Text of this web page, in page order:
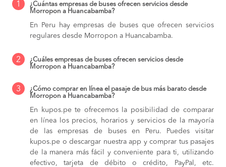
1
¿Cuántas empresas de buses ofrecen servicios desde
Morropon a Huancabamba?
En Peru hay empresas de buses que ofrecen servicios
regulares desde Morropon a Huancabamba.
2
¿Cuáles empresas de buses ofrecen servicios desde
Morropon a Huancabamba?
3
¿Cómo comprar en línea el pasaje de bus más barato desde
Morropon a Huancabamba?
En kupos.pe te ofrecemos la posibilidad de comparar
en línea los precios, horarios y servicios de la mayoría
de las empresas de buses en Peru. Puedes visitar
kupos.pe o descargar nuestra app y comprar tus pasajes
de la manera más fácil y conveniente para ti, utilizando
efectivo, tarjeta de débito o crédito, PayPal, etc.